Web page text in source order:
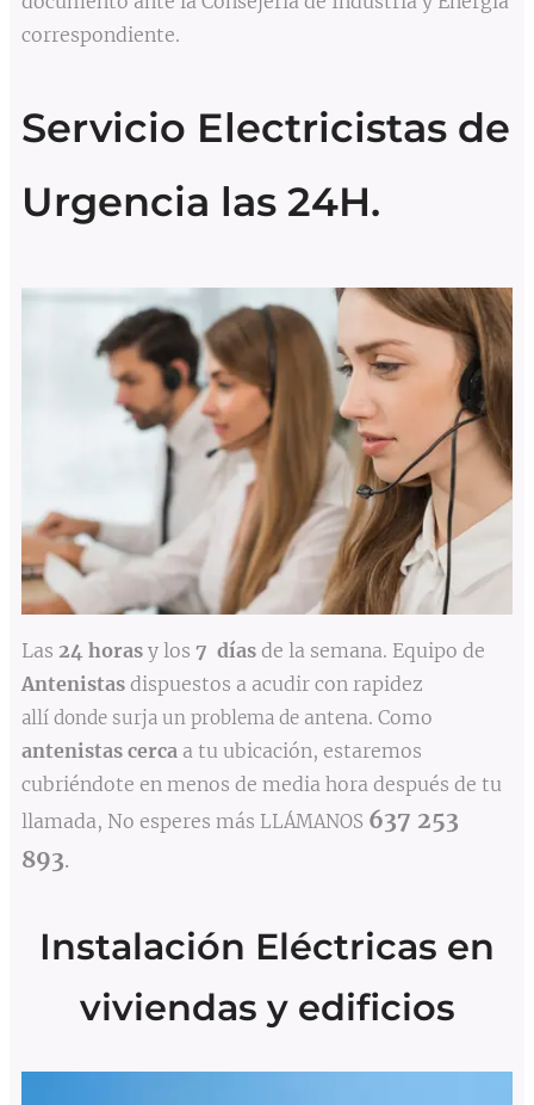
correspondiente.
Servicio Electricistas de
Urgencia las 24H.
Las 24 horas y los 7 días de la semana. Equipo de
Antenistas dispuestos a acudir con rapidez
allí donde surja un problema de antena. Como
antenistas cerca a tu ubicación, estaremos
cubriéndote en menos de media hora después de tu
llamada, No esperes más LLÁMANOS 637 253
893.
Instalación Eléctricas en
viviendas y edificios